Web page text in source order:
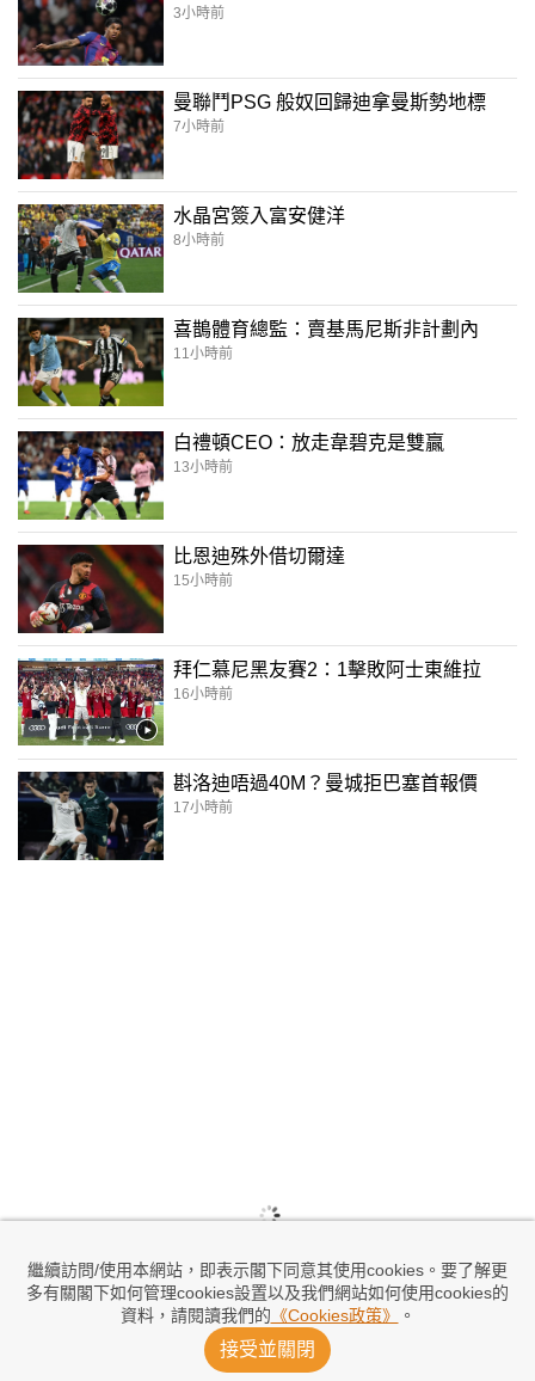
繼續訪問/使用本網站，即表示閣下同意其使用cookies。要了解更
多有關閣下如何管理cookies設置以及我們網站如何使用cookies的
資料，請閱讀我們的 《Cookies政策》 。
接受並關閉
3小時前
曼聯鬥PSG 般奴回歸迪拿曼斯勢地標
7小時前
水晶宮簽入富安健洋
8小時前
喜鵲體育總監：賣基馬尼斯非計劃內
11小時前
白禮頓CEO：放走韋碧克是雙贏
13小時前
比恩迪殊外借切爾達
15小時前
拜仁慕尼黑友賽2：1擊敗阿士東維拉
16小時前
斟洛迪唔過40M？曼城拒巴塞首報價
17小時前